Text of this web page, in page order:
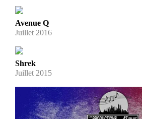
Avenue Q
Juillet 2016
Shrek
Juillet 2015